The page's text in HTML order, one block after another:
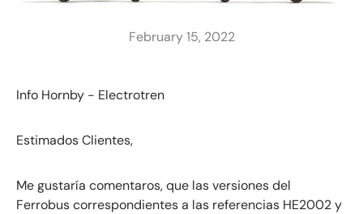
February 15, 2022
Info Hornby - Electrotren
Estimados Clientes,
Me gustaría comentaros, que las versiones del
Ferrobus correspondientes a las referencias HE2002 y